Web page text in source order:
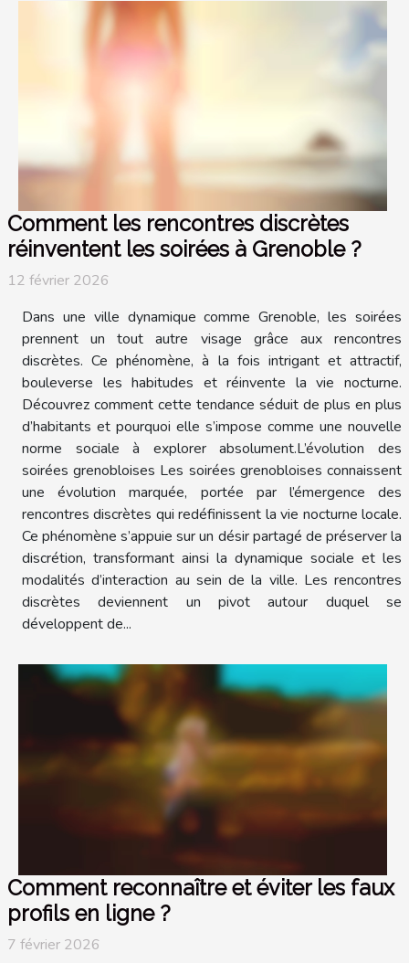
Comment les rencontres discrètes
réinventent les soirées à Grenoble ?
12 février 2026
Dans une ville dynamique comme Grenoble, les soirées
prennent un tout autre visage grâce aux rencontres
discrètes. Ce phénomène, à la fois intrigant et attractif,
bouleverse les habitudes et réinvente la vie nocturne.
Découvrez comment cette tendance séduit de plus en plus
d’habitants et pourquoi elle s’impose comme une nouvelle
norme sociale à explorer absolument.L’évolution des
soirées grenobloises Les soirées grenobloises connaissent
une évolution marquée, portée par l’émergence des
rencontres discrètes qui redéfinissent la vie nocturne locale.
Ce phénomène s’appuie sur un désir partagé de préserver la
discrétion, transformant ainsi la dynamique sociale et les
modalités d’interaction au sein de la ville. Les rencontres
discrètes deviennent un pivot autour duquel se
développent de...
Comment reconnaître et éviter les faux
profils en ligne ?
7 février 2026